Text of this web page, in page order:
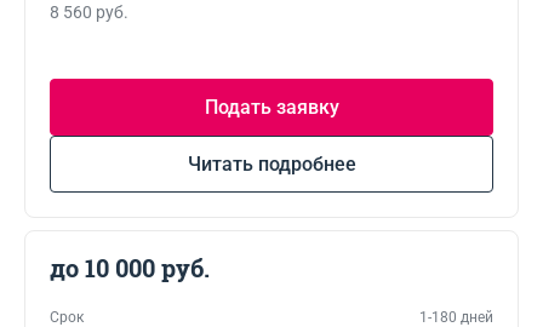
8 560 руб.
Подать заявку
Читать подробнее
до 10 000 руб.
Срок 1-180 дней